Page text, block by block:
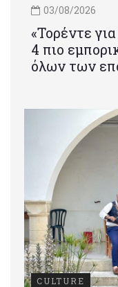
03/08/2026
«Τορέντε
4 πιο
όλων των
CULTURE